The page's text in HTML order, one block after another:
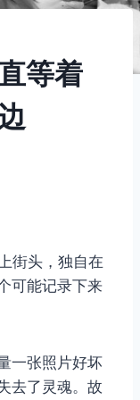
等着
街头，独自在
可能记录下来
一张照片好坏
去了灵魂。故